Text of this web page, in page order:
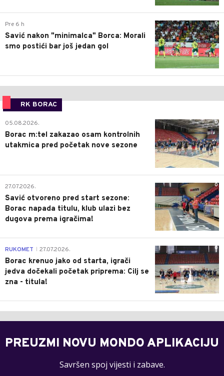
0
Pre 6 h
Savić nakon "minimalca" Borca: Morali
smo postići bar još jedan gol
RK BORAC
0
05.08.2026.
Borac m:tel zakazao osam kontrolnih
utakmica pred početak nove sezone
0
27.07.2026.
Savić otvoreno pred start sezone:
Borac napada titulu, klub ulazi bez
dugova prema igračima!
0
RUKOMET 27.07.2026.
Borac krenuo jako od starta, igrači
jedva dočekali početak priprema: Cilj se
zna - titula!
PREUZMI NOVU MONDO APLIKACIJU
Savršen spoj vijesti i zabave.